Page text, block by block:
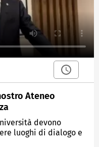
Ateneo
devono
luoghi di dialogo e